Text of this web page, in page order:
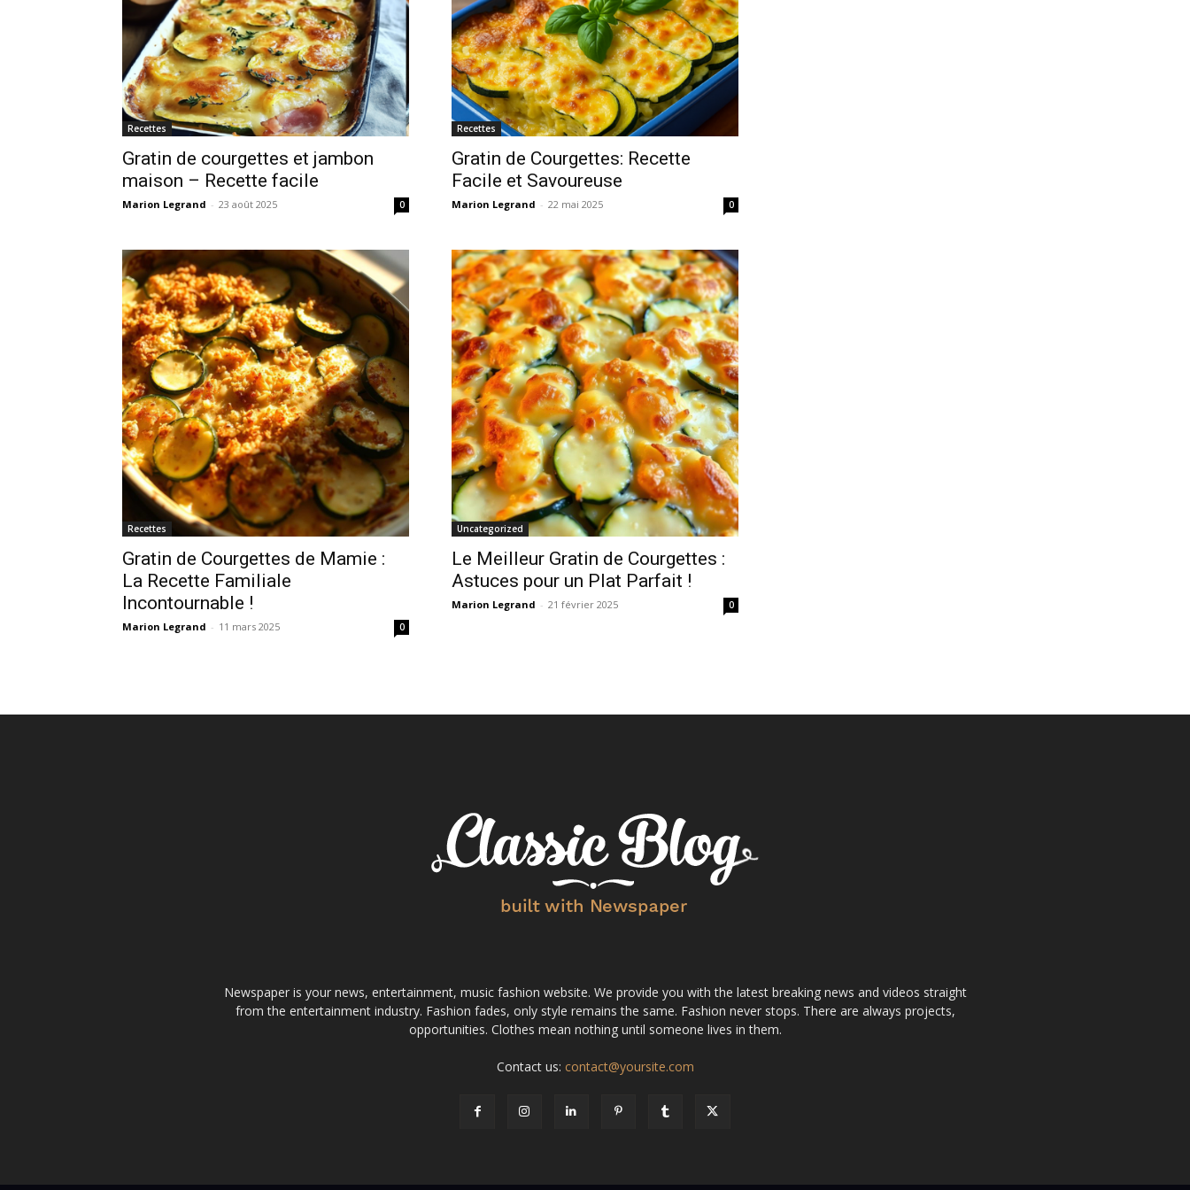
Recettes
Gratin de courgettes et jambon
maison – Recette facile
Marion Legrand - 23 août 2025 0
Recettes
Gratin de Courgettes: Recette
Facile et Savoureuse
Marion Legrand - 22 mai 2025 0
Recettes
Gratin de Courgettes de Mamie :
La Recette Familiale
Incontournable !
Marion Legrand - 11 mars 2025 0
Uncategorized
Le Meilleur Gratin de Courgettes :
Astuces pour un Plat Parfait !
Marion Legrand - 21 février 2025 0
Newspaper is your news, entertainment, music fashion website. We provide you with the latest breaking news and videos straight
from the entertainment industry. Fashion fades, only style remains the same. Fashion never stops. There are always projects,
opportunities. Clothes mean nothing until someone lives in them.
Contact us: contact@yoursite.com